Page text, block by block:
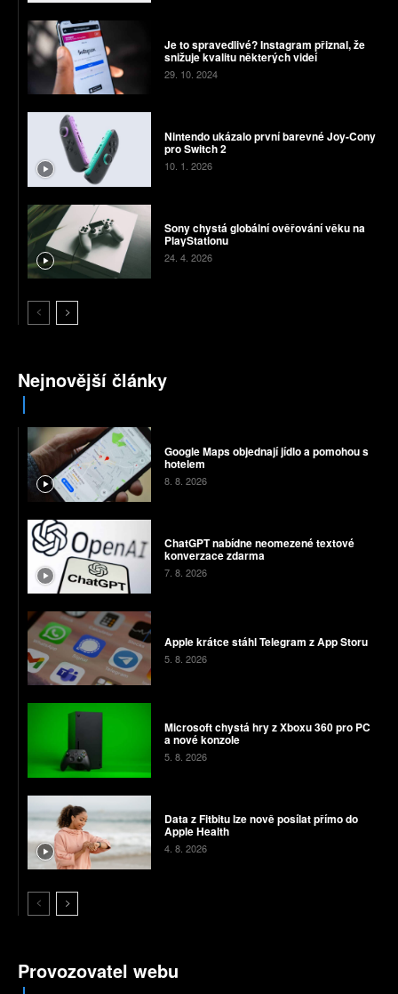
Je to spravedlivé? Instagram přiznal, že
snižuje kvalitu některých videí
29. 10. 2024
Nintendo ukázalo první barevné Joy-Cony
pro Switch 2
10. 1. 2026
Sony chystá globální ověřování věku na
PlayStationu
24. 4. 2026
Nejnovější články
Google Maps objednají jídlo a pomohou s
hotelem
8. 8. 2026
ChatGPT nabídne neomezené textové
konverzace zdarma
7. 8. 2026
Apple krátce stáhl Telegram z App Storu
5. 8. 2026
Microsoft chystá hry z Xboxu 360 pro PC
a nové konzole
5. 8. 2026
Data z Fitbitu lze nově posílat přímo do
Apple Health
4. 8. 2026
Provozovatel webu